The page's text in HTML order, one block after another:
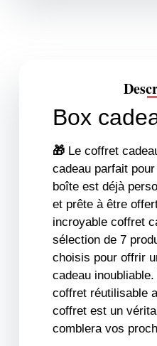
Box
🎁 Le coffret
cadeau parfait
boîte est déjà
et prête à être
incroyable coffret
sélection de 7
choisis pour offrir
cadeau
coffret réutilisable
coffret est un
comblera vos